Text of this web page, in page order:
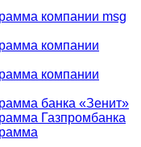
компании msg
компании
компании
банка «Зенит»
Газпромбанка